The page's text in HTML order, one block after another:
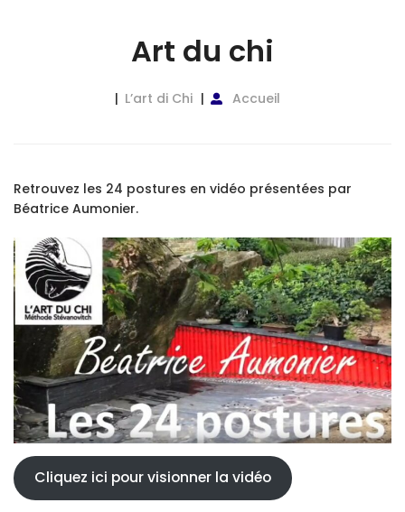
Art du chi
L’art di Chi Accueil
Retrouvez les 24 postures en vidéo présentées par
Béatrice Aumonier.
Cliquez ici pour visionner la vidéo